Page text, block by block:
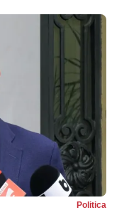
Politica